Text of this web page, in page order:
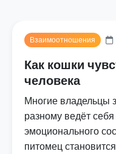
Взаимоотношения
Как кошки
человека
Многие владельцы
разному ведёт
эмоционального
питомец